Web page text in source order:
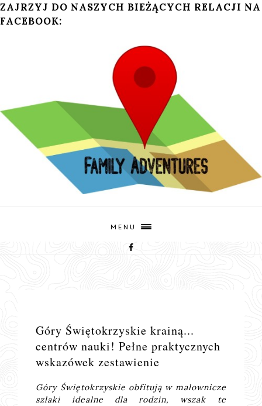
ZAJRZYJ DO NASZYCH BIEŻĄCYCH RELACJI NA
FACEBOOK:
MENU
Góry Świętokrzyskie krainą...
centrów nauki! Pełne praktycznych
wskazówek zestawienie
Góry Świętokrzyskie obfitują w malownicze
szlaki idealne dla rodzin, wszak te